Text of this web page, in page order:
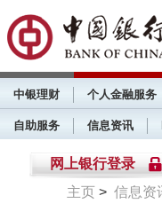
中银理财 个人金融服务
自助服务 信息资讯
网上银行登录
主页 > 信息资